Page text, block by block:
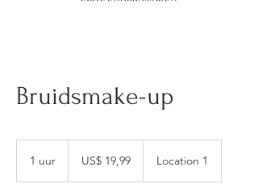
Bruidsmake-up
1 uur
dollarUS$ 19,99 Location 1